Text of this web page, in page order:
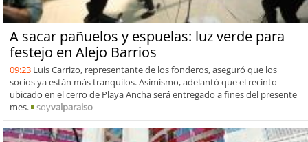
A sacar pañuelos y espuelas: luz verde para
festejo en Alejo Barrios
09:23 Luis Carrizo, representante de los fonderos, aseguró que los
socios ya están más tranquilos. Asimismo, adelantó que el recinto
ubicado en el cerro de Playa Ancha será entregado a fines del presente
mes.
soyvalparaiso